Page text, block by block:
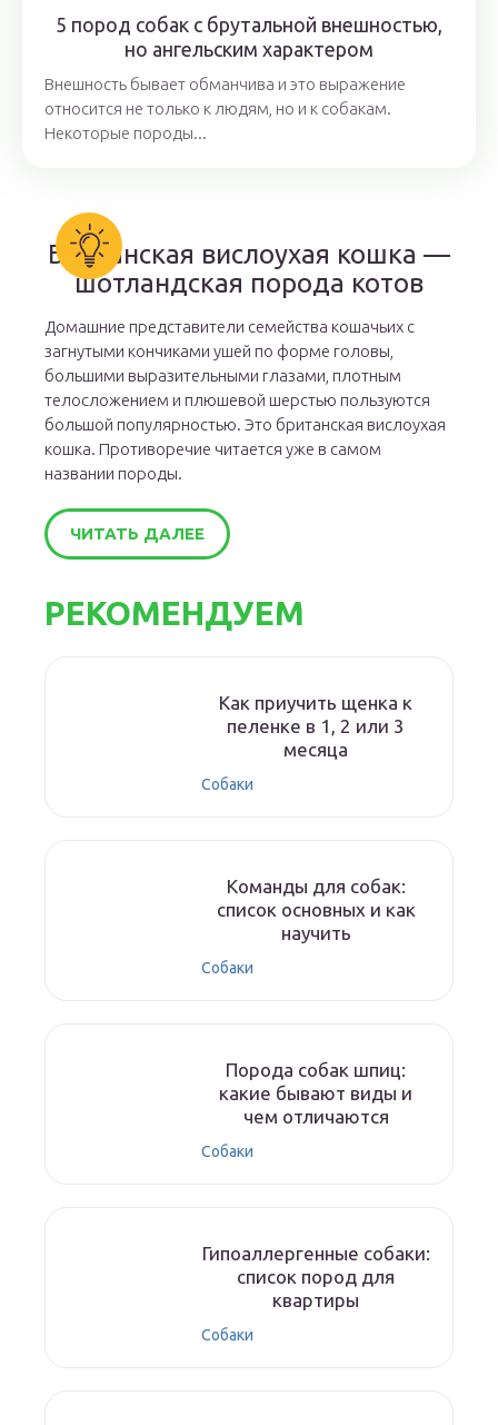
5 пород собак с брутальной внешностью,
но ангельским характером
Внешность бывает обманчива и это выражение
относится не только к людям, но и к собакам.
Некоторые породы...
Британская вислоухая кошка —
шотландская порода котов
Домашние представители семейства кошачьих с
загнутыми кончиками ушей по форме головы,
большими выразительными глазами, плотным
телосложением и плюшевой шерстью пользуются
большой популярностью. Это британская вислоухая
кошка. Противоречие читается уже в самом
названии породы.
ЧИТАТЬ ДАЛЕЕ
РЕКОМЕНДУЕМ
Как приучить щенка к
пеленке в 1, 2 или 3
месяца
Собаки
Команды для собак:
список основных и как
научить
Собаки
Порода собак шпиц:
какие бывают виды и
чем отличаются
Собаки
Гипоаллергенные собаки:
список пород для
квартиры
Собаки